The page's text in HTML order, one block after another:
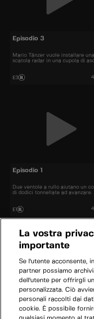
Episodio 3
Mario Tänzer vuole installare una
scatola radar in una cupola di
E3
Episodio 1
Due ventole a rullo aiutano un
di dodici tonnellate ad avanzare.
E1
La vostra
importante
Se l'utente acconsente,
partner possiamo
dell'utente per offrirgli
personalizzata. Ciò
personali raccolti dai
cookie. È possibile